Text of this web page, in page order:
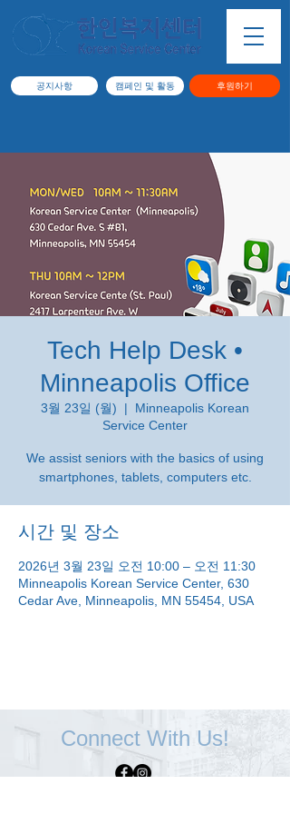
공지사항 캠페인 및 활동 후원하기
Tech Help Desk •
Minneapolis Office
3월 23일 (월)
  |
Minneapolis Korean
Service Center
We assist seniors with the basics of using
smartphones, tablets, computers etc.
시간 및 장소
2026년 3월 23일 오전 10:00 – 오전 11:30
Minneapolis Korean Service Center, 630
Cedar Ave, Minneapolis, MN 55454, USA
Connect With Us!